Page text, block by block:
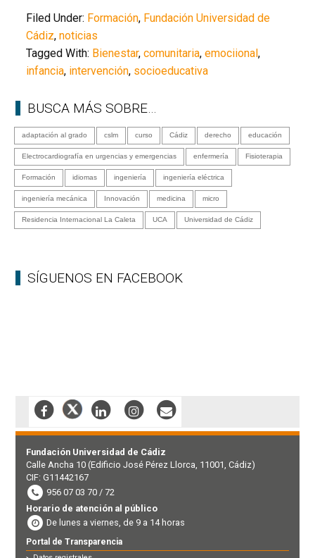
Filed Under: Formación, Fundación Universidad de
Cádiz,noticias
Tagged With: Bienestar,comunitaria,emociional,
infancia, intervención, socioeducativa
BUSCA MÁS SOBRE…
adaptación al grado cslm curso Cádiz derecho educación
Electrocardiografía en urgencias y emergencias enfermería Fisioterapia
Formación idiomas ingeniería ingeniería eléctrica
ingeniería mecánica Innovación medicina micro
Residencia Internacional La Caleta UCA Universidad de Cádiz
SÍGUENOS EN FACEBOOK
Fundación Universidad de Cádiz
Calle Ancha 10 (Edificio José Pérez Llorca, 11001, Cádiz)
CIF: G11442167
956 07 03 70 / 72
Horario de atención al público
De lunes a viernes, de 9 a 14 horas
Portal de Transparencia